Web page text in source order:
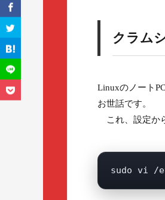
クラム
Linuxのノート
お世話です。
これ、設定か